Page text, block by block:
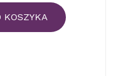
KOSZYKA